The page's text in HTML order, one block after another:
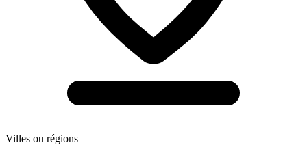
Villes ou régions